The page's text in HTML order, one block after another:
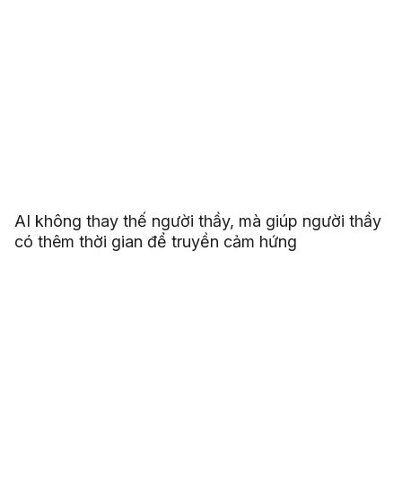
AI không thay thế người thầy, mà giúp người thầy
có thêm thời gian để truyền cảm hứng